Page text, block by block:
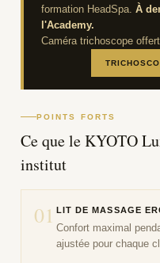
formation HeadSpa. À
l'Academy.
Caméra trichoscope
POINTS FORTS
Ce que le KYOTO
institut
01 LIT DE MASSAGE
Confort maximal
ajustée pour chaque